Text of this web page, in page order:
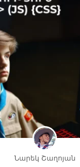
Նարեկ Շաղոյան